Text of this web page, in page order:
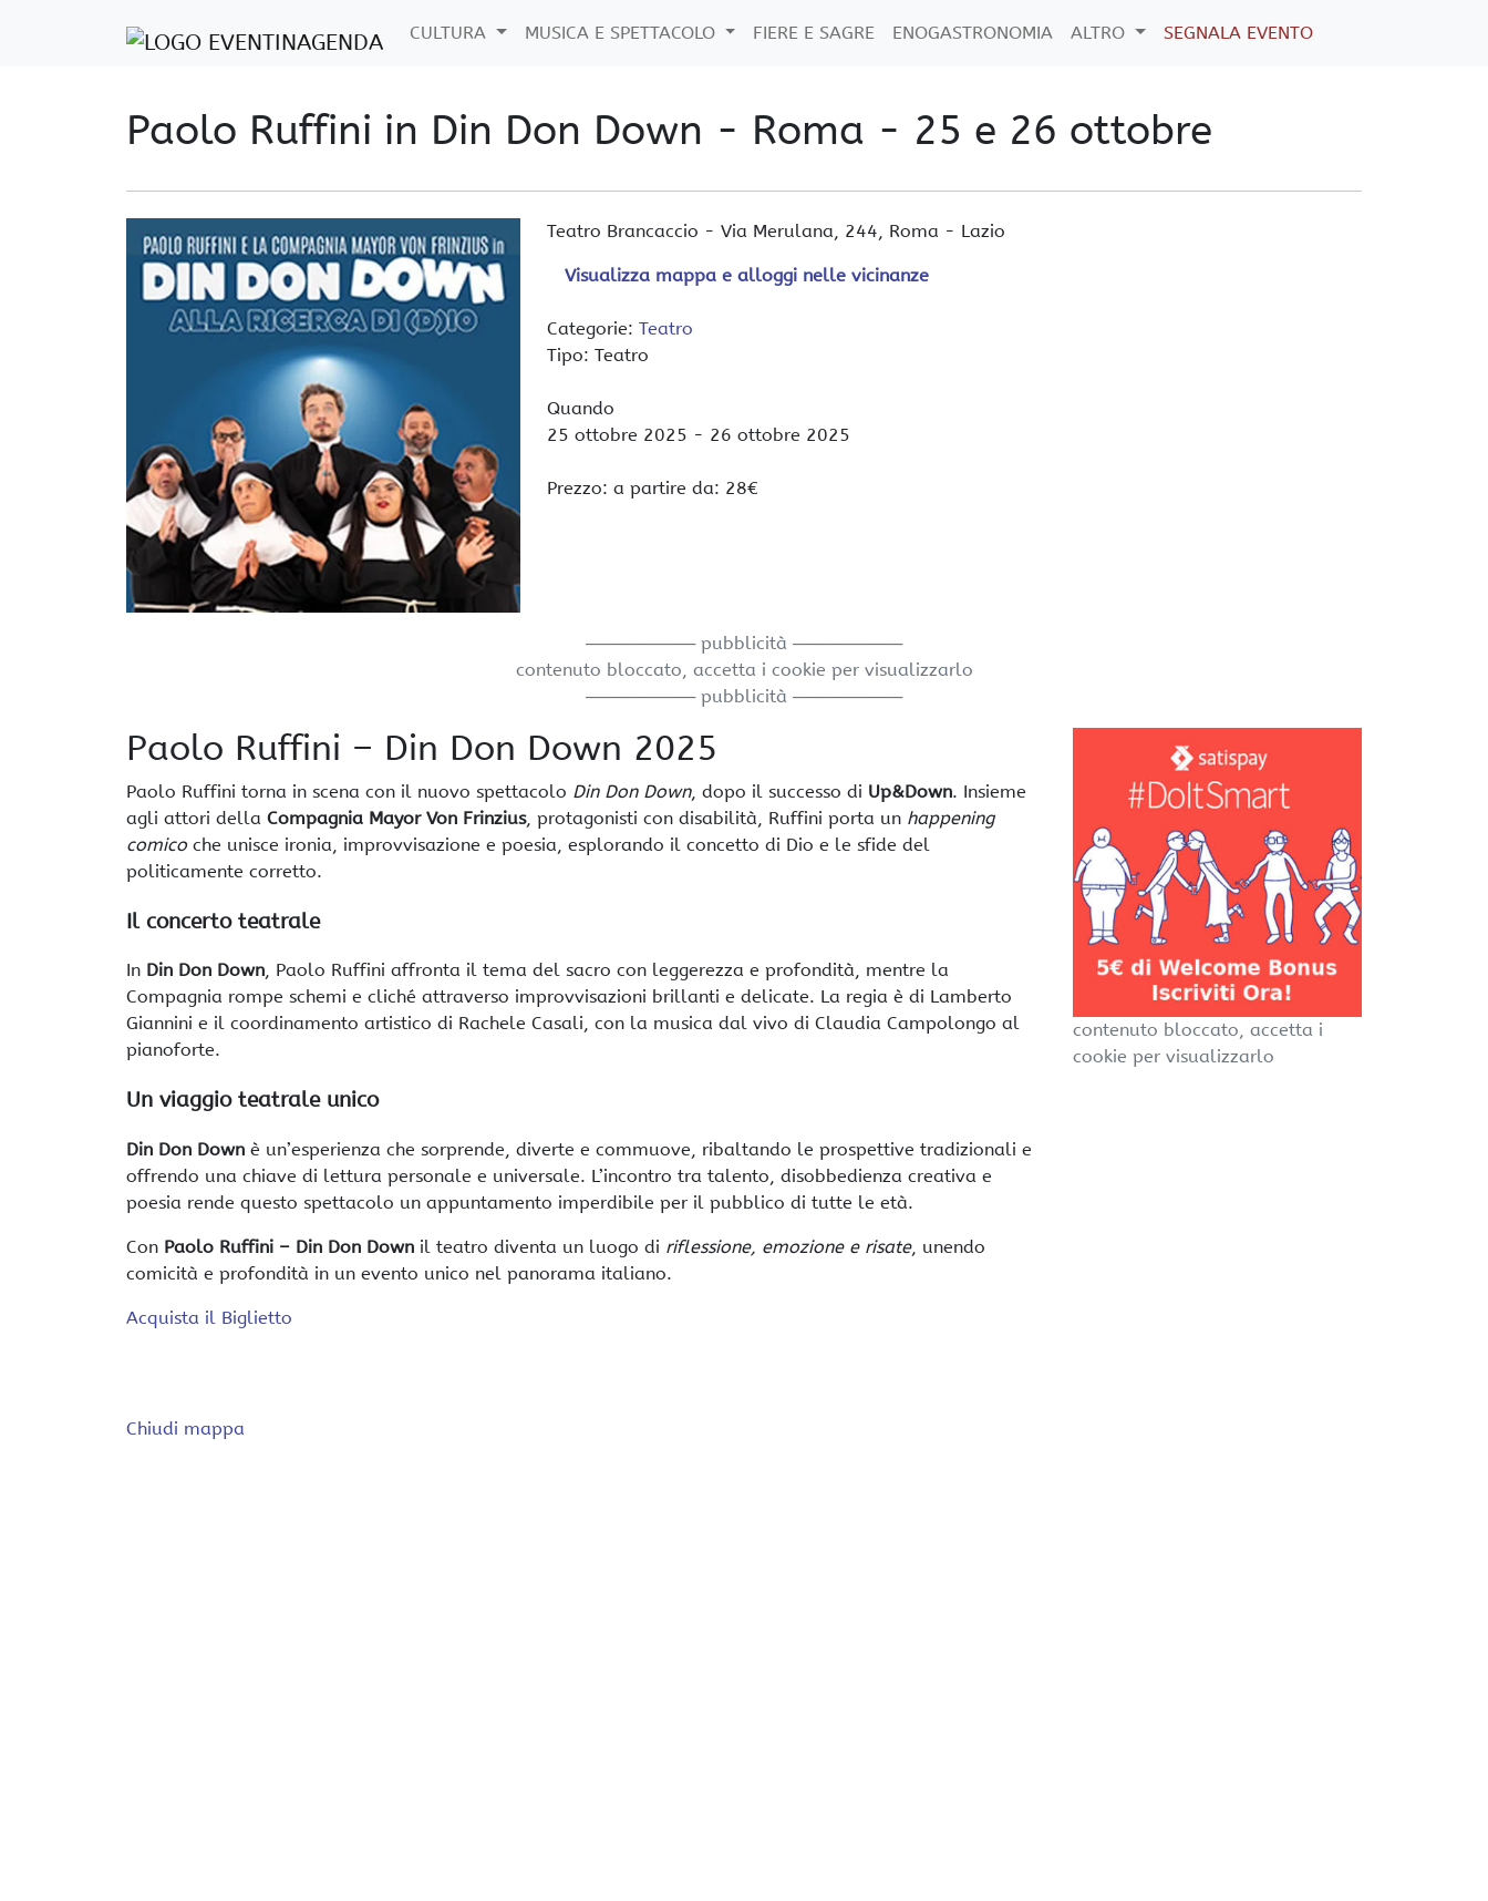
CULTURA MUSICA E SPETTACOLO FIERE E SAGRE ENOGASTRONOMIA ALTRO SEGNALA EVENTO
Paolo Ruffini in Din Don Down - Roma - 25 e 26 ottobre
Teatro Brancaccio - Via Merulana, 244, Roma - Lazio
Visualizza mappa e alloggi nelle vicinanze
Categorie: Teatro
Tipo: Teatro
Quando
25 ottobre 2025 - 26 ottobre 2025
Prezzo: a partire da: 28€
───────── pubblicità ─────────
contenuto bloccato, accetta i cookie per visualizzarlo
───────── pubblicità ─────────
Paolo Ruffini – Din Don Down 2025
Paolo Ruffini torna in scena con il nuovo spettacolo Din Don Down, dopo il successo di Up&Down. Insieme
agli attori della Compagnia Mayor Von Frinzius, protagonisti con disabilità, Ruffini porta un happening
comicoche unisce ironia, improvvisazione e poesia, esplorando il concetto di Dio e le sfide del
politicamente corretto.
Il concerto teatrale
In Din Don Down, Paolo Ruffini affronta il tema del sacro con leggerezza e profondità, mentre la
Compagnia rompe schemi e cliché attraverso improvvisazioni brillanti e delicate. La regia è di Lamberto
Giannini e il coordinamento artistico di Rachele Casali, con la musica dal vivo di Claudia Campolongo al
pianoforte.
Un viaggio teatrale unico
Din Don Down è un’esperienza che sorprende, diverte e commuove, ribaltando le prospettive tradizionali e
offrendo una chiave di lettura personale e universale. L’incontro tra talento, disobbedienza creativa e
poesia rende questo spettacolo un appuntamento imperdibile per il pubblico di tutte le età.
Con Paolo Ruffini – Din Don Down il teatro diventa un luogo di riflessione, emozione e risate, unendo
comicità e profondità in un evento unico nel panorama italiano.
Acquista il Biglietto
contenuto bloccato, accetta i
cookie per visualizzarlo
Chiudi mappa